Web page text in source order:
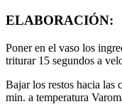
ELABORACIÓN:
Poner en el vaso los
triturar 15 segundos a
Bajar los restos hacia las
min. a temperatura